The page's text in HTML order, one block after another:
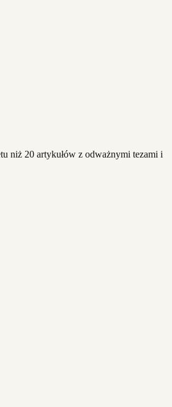
niż 20 artykułów z odważnymi tezami i